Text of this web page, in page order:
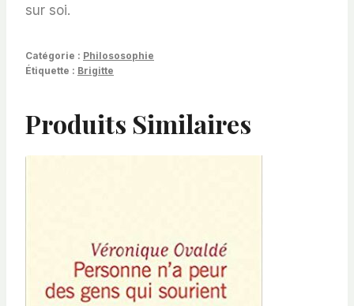
sur soi.
Catégorie : Philososophie
Étiquette : Brigitte
Produits Similaires